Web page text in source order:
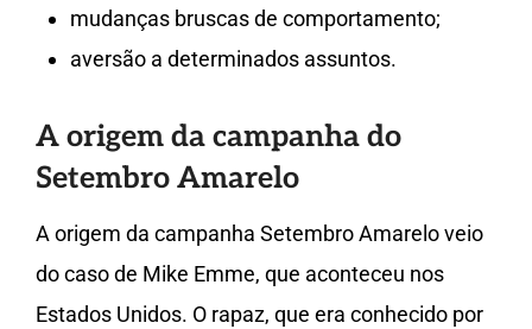
mudanças bruscas de comportamento;
aversão a determinados assuntos.
A origem da campanha do
Setembro Amarelo
A origem da campanha Setembro Amarelo veio
do caso de Mike Emme, que aconteceu nos
Estados Unidos. O rapaz, que era conhecido por